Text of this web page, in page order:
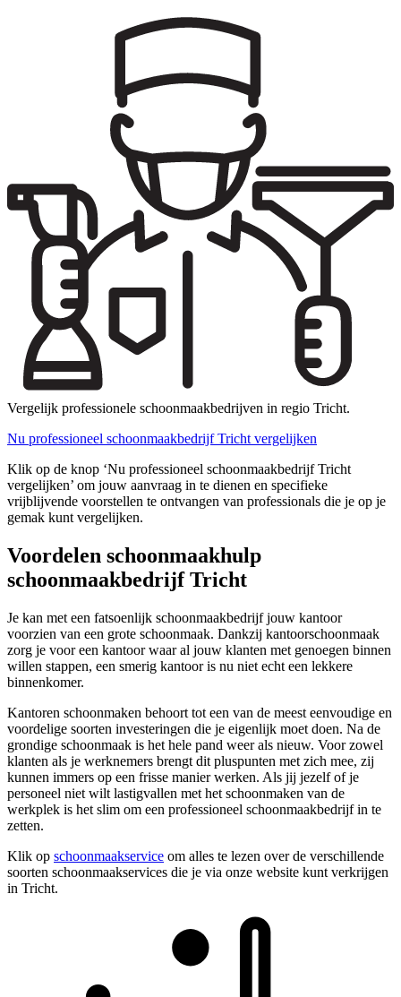
Vergelijk professionele schoonmaakbedrijven in regio Tricht.
Nu professioneel schoonmaakbedrijf Tricht vergelijken
Klik op de knop ‘Nu professioneel schoonmaakbedrijf Tricht
vergelijken’ om jouw aanvraag in te dienen en specifieke
vrijblijvende voorstellen te ontvangen van professionals die je op je
gemak kunt vergelijken.
Voordelen schoonmaakhulp
schoonmaakbedrijf Tricht
Je kan met een fatsoenlijk schoonmaakbedrijf jouw kantoor
voorzien van een grote schoonmaak. Dankzij kantoorschoonmaak
zorg je voor een kantoor waar al jouw klanten met genoegen binnen
willen stappen, een smerig kantoor is nu niet echt een lekkere
binnenkomer.
Kantoren schoonmaken behoort tot een van de meest eenvoudige en
voordelige soorten investeringen die je eigenlijk moet doen. Na de
grondige schoonmaak is het hele pand weer als nieuw. Voor zowel
klanten als je werknemers brengt dit pluspunten met zich mee, zij
kunnen immers op een frisse manier werken. Als jij jezelf of je
personeel niet wilt lastigvallen met het schoonmaken van de
werkplek is het slim om een professioneel schoonmaakbedrijf in te
zetten.
Klik op schoonmaakservice om alles te lezen over de verschillende
soorten schoonmaakservices die je via onze website kunt verkrijgen
in Tricht.